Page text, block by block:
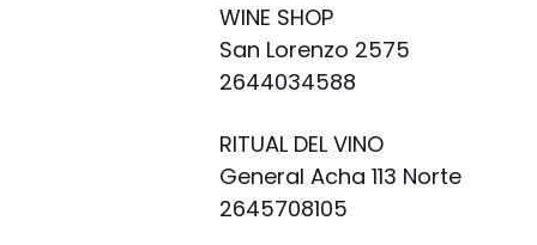
WINE SHOP
San Lorenzo 2575
2644034588
RITUAL DEL VINO
General Acha 113 Norte
2645708105